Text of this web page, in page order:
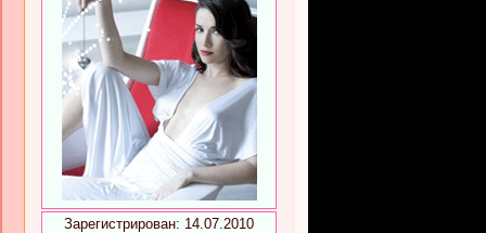
Зарегистрирован: 14.07.2010